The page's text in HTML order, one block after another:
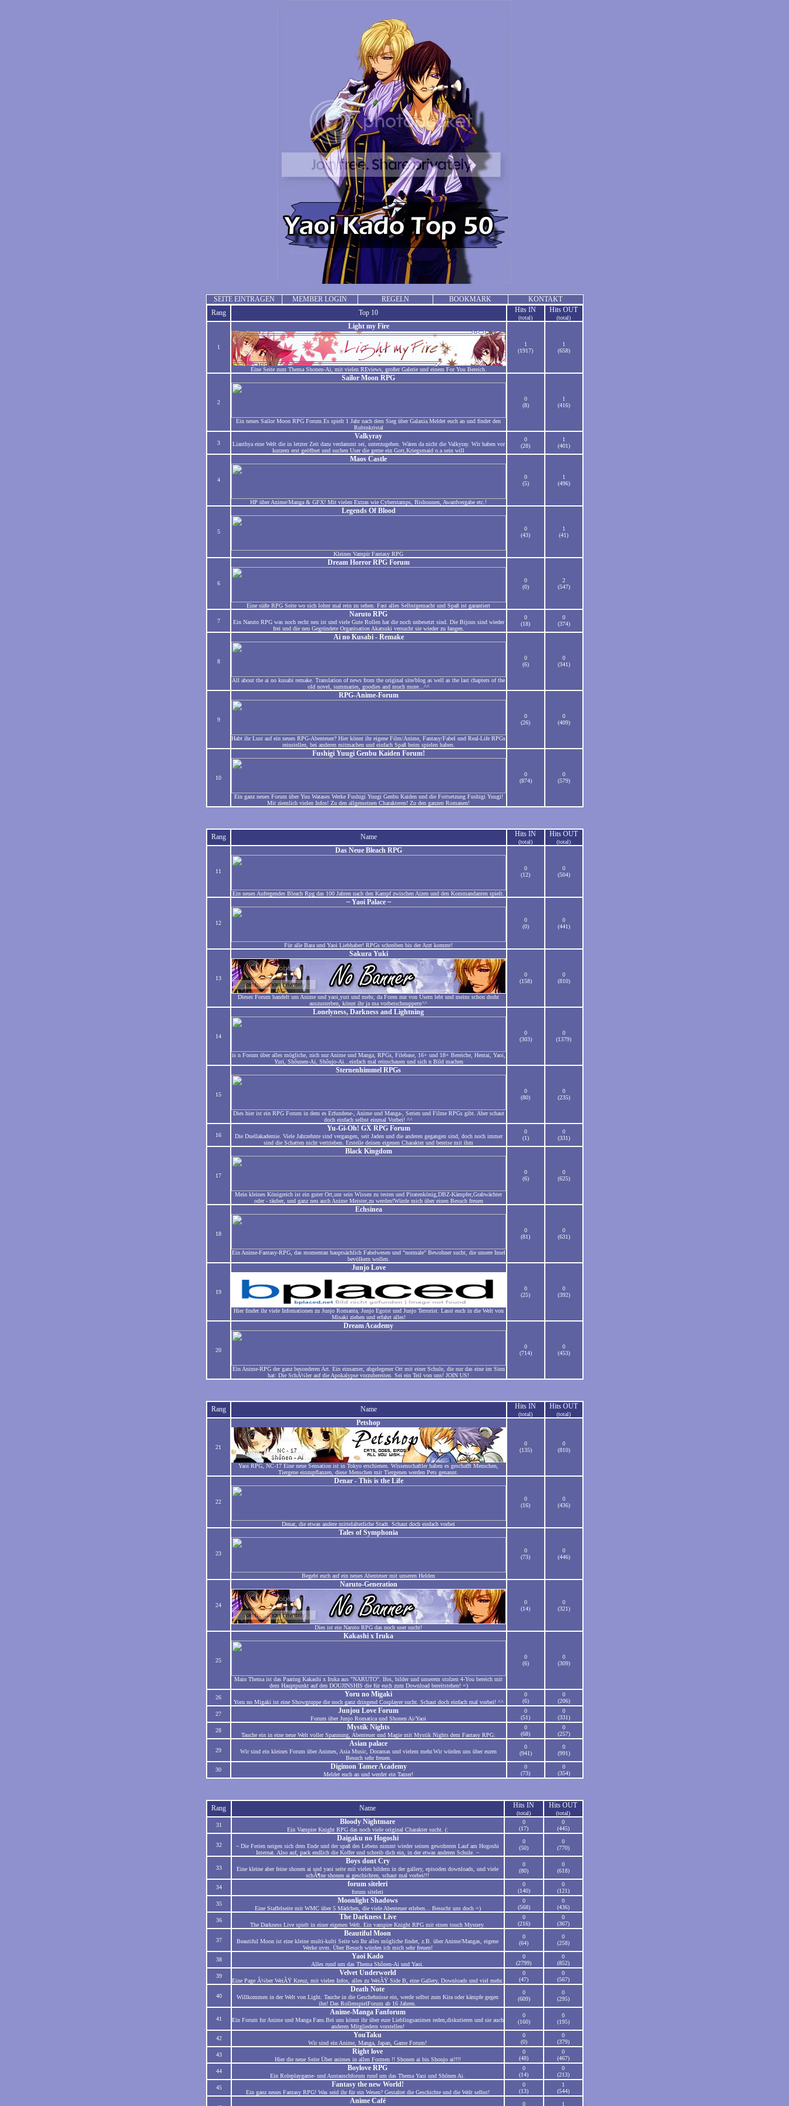
SEITE EINTRAGEN MEMBER LOGIN REGELN BOOKMARK
KONTAKT
Rang
Top 10 Hits IN
(total)
Hits OUT
(total)
1
Light my Fire
Eine Seite zum Thema Shonen-Ai, mit vielen REviews, großer Galerie und einem For You Bereich.
1
(1917)
1
(658)
2
Sailor Moon RPG
Ein neues Sailor Moon RPG Forum.Es spielt 1 Jahr nach dem Sieg über Galaxia.Meldet euch an und findet den
Rubinkristal
0
(8)
1
(416)
3
Valkyray
Lianthya eine Welt die in letzter Zeit dazu verdammt sei, unterzugehen. Wären da nicht die Valkyray. Wir haben vor
kurzem erst geöffnet und suchen User die gerne ein Gott,Kriegsmaid o.a sein will
0
(28)
1
(401)
4
Maos Castle
HP über Anime/Manga & GFX! Mit vielen Extras wie Cyberstamps, Bishounen, Awardvergabe etc.!
0
(5)
1
(496)
5
Legends Of Blood
Kleines Vampir Fantasy RPG
0
(43)
1
(41)
6
Dream Horror RPG Forum
Eine süße RPG Seite wo sich lohnt mal rein zu sehen. Fast alles Selbstgemacht und Spaß ist garantiert
0
(0)
2
(547)
7
Naruto RPG
Ein Naruto RPG was noch recht neu ist und viele Gute Rollen hat die noch unbesetzt sind. Die Bijous sind wieder
frei und die neu Gegründete Organisation Akatsuki versucht sie wieder zu fangen.
0
(18)
0
(374)
8
Ai no Kusabi - Remake
All about the ai no kusabi remake. Translation of news from the original site/blog as well as the last chapters of the
old novel, summaries, goodies and much more...^^
0
(6)
0
(341)
9
RPG-Anime-Forum
Habt ihr Lust auf ein neues RPG-Abenteuer? Hier könnt ihr eigene Film/Anime, Fantasy/Fabel und Real-Life RPGs
reinstellen, bei anderen mitmachen und einfach Spaß beim spielen haben.
0
(26)
0
(409)
10
Fushigi Yuugi Genbu Kaiden Forum!
Ein ganz neues Forum über Yuu Watases Werke Fushigi Yuugi Genbu Kaiden und die Fortsetzung Fushigi Yuugi!
Mit ziemlich vielen Infos! Zu den allgemeinen Charakteren! Zu den ganzen Romanen!
0
(874)
0
(579)
Rang Name Hits IN
(total)
Hits OUT
(total)
11
Das Neue Bleach RPG
Ein neues Aufregendes Bleach Rpg das 100 Jahren nach den Kampf zwischen Aizen und den Kommandanten spielt.
0
(12)
0
(504)
12
~ Yaoi Palace ~
Für alle Bara und Yaoi Liebhaber! RPGs schreiben bis der Arzt kommt!
0
(0)
0
(441)
13
Sakura Yuki
Dieses Forum handelt um Anime und yaoi,yuri und mehr, da Foren nur von Usern lebt und meins schon droht
auszusterben, könnt ihr ja ma vorbeischnuppern^^
0
(158)
0
(810)
14
Lonelyness, Darkness and Lightning
is n Forum über alles mögliche, nich nur Anime und Manga, RPGs, Filebase, 16+ und 18+ Bereiche, Hentai, Yaoi,
Yuri, Shôunen-Ai, Shôujo-Ai...einfach mal reinschauen und sich n Bild machen
0
(303)
0
(1379)
15
Sternenhimmel RPGs
Dies hier ist ein RPG Forum in dem es Erfundene-, Anime und Manga-, Serien und Filme RPGs gibt. Aber schaut
doch einfach selbst einmal Vorbei! ^^
0
(80)
0
(235)
16
Yu-Gi-Oh! GX RPG Forum
Die Duellakademie. Viele Jahrzehnte sind vergangen, seit Jaden und die anderen gegangen sind, doch noch immer
sind die Schatten nicht vertrieben. Erstelle deinen eigenen Charakter und bereise mit ihm
0
(1)
0
(331)
17
Black Kingdom
Mein kleines Königreich ist ein guter Ort,um sein Wissen zu testen und Piratenkönig,DBZ-Kämpfer,Grabwächter
oder - räuber, und ganz neu auch Anime Meister,zu werden!Würde mich über einen Besuch freuen
0
(6)
0
(625)
18
Echsinea
Ein Anime-Fantasy-RPG, das momentan hauptsächlich Fabelwesen und "normale" Bewohner sucht, die unsere Insel
bevölkern wollen.
0
(81)
0
(631)
19
Junjo Love
Hier findet ihr viele Infomationen zu Junjo Romanta, Junjo Egoist und Junjo Terrorist. Lasst euch in die Welt von
Misaki ziehen und erfahrt alles!
0
(25)
0
(392)
20
Dream Academy
Ein Anime-RPG der ganz besonderen Art. Ein einsamer, abgelegener Ort mit einer Schule, die nur das eine im Sinn
hat: Die SchÃ¼ler auf die Apokalypse vorzubereiten. Sei ein Teil von uns! JOIN US!
0
(714)
0
(453)
Rang Name Hits IN
(total)
Hits OUT
(total)
21
Petshop
Yaoi RPG, NC-17 Eine neue Sensation ist in Tokyo erschienen. Wissenschaftler haben es geschafft Menschen,
Tiergene einzupflanzen, diese Menschen mit Tiergenen werden Pets genannt.
0
(135)
0
(810)
22
Denar - This is the Life
Denar, die etwas andere mittelalterliche Stadt. Schaut doch einfach vorbei
0
(16)
0
(436)
23
Tales of Symphonia
Begebt euch auf ein neues Abenteuer mit unseren Helden
0
(73)
0
(446)
24
Naruto-Generation
Dies ist ein Naruto RPG das noch user sucht!
0
(14)
0
(321)
25
Kakashi x Iruka
Main Thema ist das Paaring Kakashi x Iruka aus "NARUTO". Ifos, bilder und unserem stolzen 4-You bereich mit
dem Hauptpunkt auf den DOUJINSHIS die für euch zum Download bereitstehen! =)
0
(6)
0
(309)
26 Yoru no Migaki
Yoru no Migaki ist eine Showgruppe die noch ganz dringend Cosplayer sucht. Schaut doch einfach mal vorbei! ^^
0
(6)
0
(206)
27
Junjou Love Forum
Forum über Junjo Romatica und Shonen Ai/Yaoi
0
(51)
0
(331)
28
Mystik Nights
Tauche ein in eine neue Welt voller Spannung, Abenteuer und Magie mit Mystik Nights dem Fantasy RPG:
0
(68)
0
(257)
29
Asian palace
Wir sind ein kleines Forum über Animes, Asia Music, Doramas und vielem mehr.Wir würden uns über euren
Besuch sehr freuen.
0
(941)
0
(991)
30 Digimon Tamer Academy
Meldet euch an und werdet ein Tamer!
0
(73)
0
(354)
Rang Name Hits IN
(total)
Hits OUT
(total)
31
Bloody Nightmare
Ein Vampire Knight RPG das noch viele original Charakter sucht. (:
0
(17)
0
(445)
32
Daigaku no Hogoshi
~ Die Ferien neigen sich dem Ende und der spaß des Lebens nimmt wieder seinen gewohnten Lauf am Hogoshi
Internat. Also auf, pack endlich die Koffer und schreib dich ein, in der etwas anderen Schule. ~
0
(50)
0
(770)
33
Boys dont Cry
Eine kleine aber feine shonen ai und yaoi seite mit vielen bildern in der gallery, episoden downloads, und viele
schÃ¶ne shonen ai geschichten, schaut mal vorbei!!!
0
(80)
0
(618)
34 forum siteleri
forum siteleri
0
(140)
0
(121)
35
Moonlight Shadows
Eine Staffelseite mit WMC über 5 Mädchen, die viele Abenteuer erleben... Besucht uns doch =)
0
(568)
0
(436)
36
The Darkness Live
The Darkness Live spielt in einer eigenen Welt. Ein vampire Knight RPG mit einen touch Mystery.
0
(216)
0
(367)
37
Beautiful Moon
Beautiful Moon ist eine kleine multi-kulti Seite wo Ihr alles mögliche findet, z.B. über Anime/Mangas, eigene
Werke uvm. Über Besuch würden ich mich sehr freuen!
0
(64)
0
(258)
38 Yaoi Kado
Alles rund um das Thema Shônen-Ai und Yaoi.
0
(2799)
0
(852)
39
Velvet Underworld
Eine Page Ã¼ber WeiÃŸ Kreuz, mit vielen Infos, alles zu WeiÃŸ Side B, eine Gallery, Downloads und viel mehr.
0
(47)
0
(567)
40
Death Note
Willkommen in der Welt von Light. Tauche in die Geschehnisse ein, werde selbst zum Kira oder kämpfe gegen
ihn! Das RollenspielForum ab 16 Jahren.
0
(609)
0
(295)
41
Anime-Manga Fanforum
Ein Forum fur Anime und Manga Fans.Bei uns könnt ihr über eure Lieblingsanimes reden,diskutieren und sie auch
anderen Mitgliedern vorstellen!
0
(160)
0
(195)
42 YouTaku
Wir sind ein Anime, Manga, Japan, Game Forum!
0
(0)
0
(379)
43
Right love
Hier die neue Seite Über animes in allen Formen !! Shonen ai bis Shoujo ai!!!!
0
(48)
0
(467)
44
Boylove RPG
Ein Roleplaygame- und Austauschforum rund um das Thema Yaoi und Shōnen Ai.
0
(14)
0
(213)
45
Fantasy the new World!
Ein ganz neues Fantasy RPG! Was seid ihr für ein Wesen? Gestaltet die Geschichte und die Welt selbst!
0
(13)
1
(544)
Anime Café 0 1